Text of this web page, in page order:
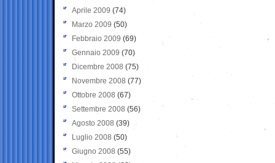
Aprile 2009 (74)
Marzo 2009 (50)
Febbraio 2009 (69)
Gennaio 2009 (70)
Dicembre 2008 (75)
Novembre 2008 (77)
Ottobre 2008 (67)
Settembre 2008 (56)
Agosto 2008 (39)
Luglio 2008 (50)
Giugno 2008 (55)